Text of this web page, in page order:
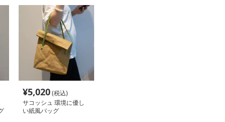
¥5,020(税込)
サコッシュ 環境に優し
い紙風バッグ